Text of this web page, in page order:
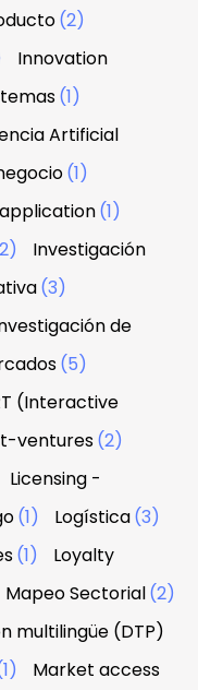
(2)
Innovation
(1)
Artificial
(1)
(1)
Investigación
(3)
de
(5)
(Interactive
ventures(2)
Licensing -
(1) Logística(3)
(1)
Loyalty
Mapeo Sectorial(2)
multilingüe (DTP)
Market access